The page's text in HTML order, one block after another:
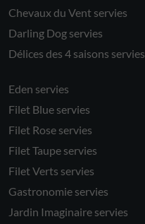
Chevaux du Vent servies
Darling Dog servies
Délices des 4 saisons servies
Eden servies
Filet Blue servies
Filet Rose servies
Filet Taupe servies
Filet Verts servies
Gastronomie servies
Jardin Imaginaire servies